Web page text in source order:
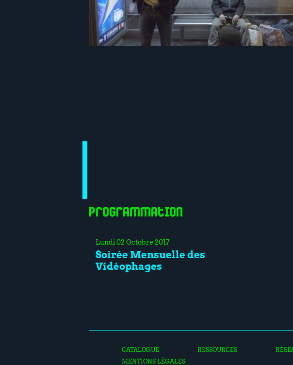
Programmation
Lundi 02 Octobre 2017
Soirée Mensuelle des
Vidéophages
CATALOGUE RESSOURCES
MENTIONS LÉGALES